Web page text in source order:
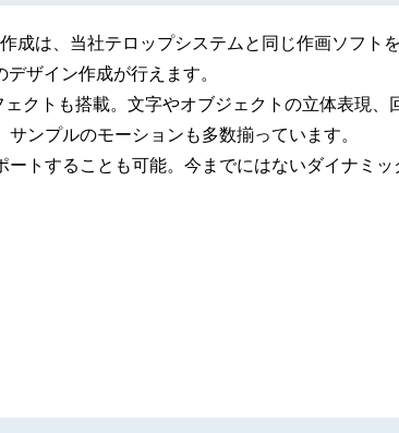
成は、当社テロップシステムと同じ作画ソフ
ザイン作成が行えます。
クトも搭載。文字やオブジェクトの立体表現
ンプルのモーションも多数揃っています。
ートすることも可能。今までにはないダイナミッ